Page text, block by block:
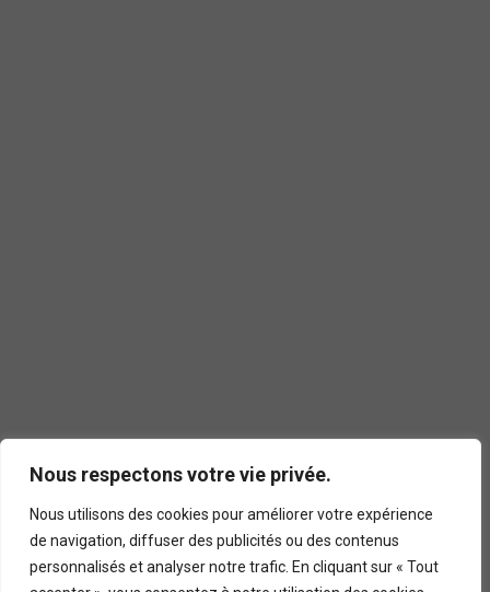
Nous respectons votre vie privée.
Nous utilisons des cookies pour améliorer votre expérience
de navigation, diffuser des publicités ou des contenus
personnalisés et analyser notre trafic. En cliquant sur « Tout